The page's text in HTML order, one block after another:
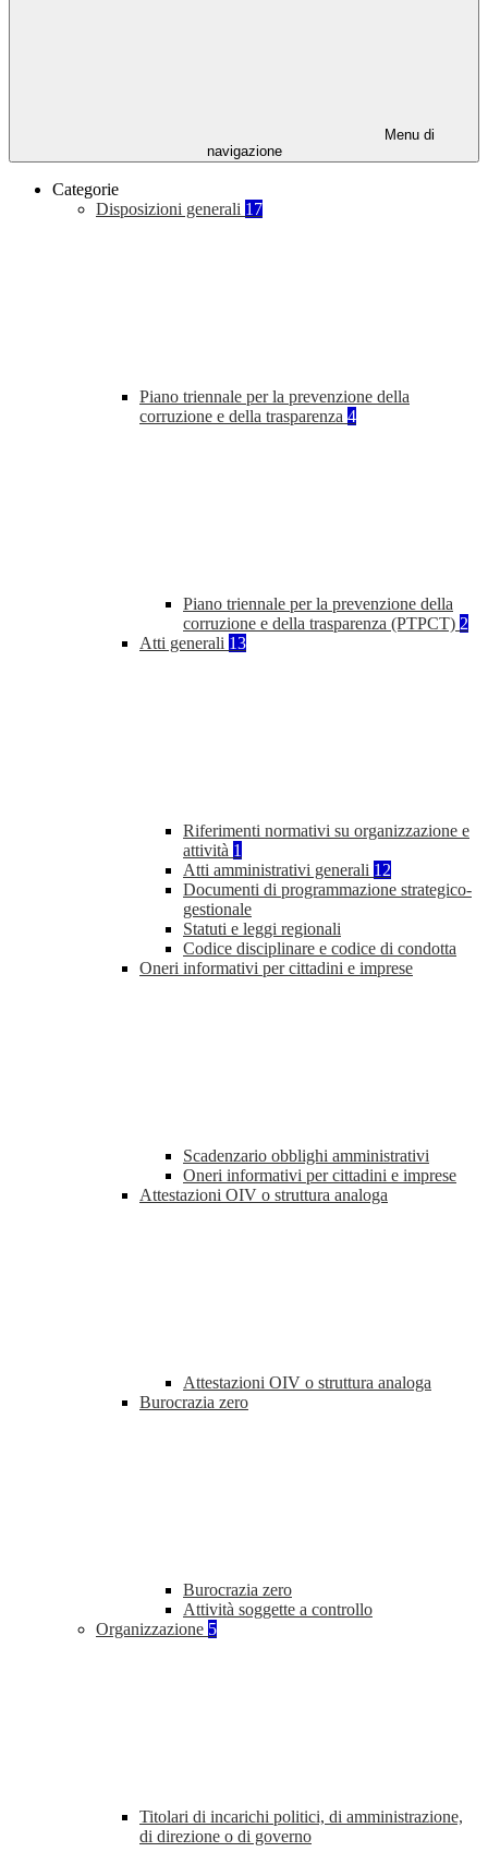
Menu di
navigazione
Categorie
Disposizioni generali 17
Piano triennale per la prevenzione della
corruzione e della trasparenza 4
Piano triennale per la prevenzione della
corruzione e della trasparenza (PTPCT) 2
Atti generali 13
Riferimenti normativi su organizzazione e
attività 1
Atti amministrativi generali 12
Documenti di programmazione strategico-
gestionale
Statuti e leggi regionali
Codice disciplinare e codice di condotta
Oneri informativi per cittadini e imprese
Scadenzario obblighi amministrativi
Oneri informativi per cittadini e imprese
Attestazioni OIV o struttura analoga
Attestazioni OIV o struttura analoga
Burocrazia zero
Burocrazia zero
Attività soggette a controllo
Organizzazione 5
Titolari di incarichi politici, di amministrazione,
di direzione o di governo